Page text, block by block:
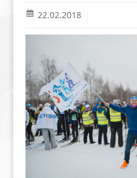
22.02.2018